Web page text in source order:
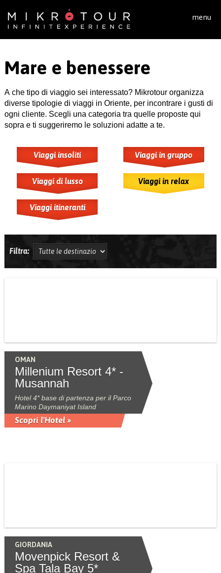
menu
Mare e benessere
A che tipo di viaggio sei interessato? Mikrotour organizza
diverse tipologie di viaggi in Oriente, per incontrare i gusti di
ogni cliente. Scegli una categoria tra quelle proposte qui
sopra e ti suggeriremo le soluzioni adatte a te.
Viaggi insoliti Viaggi in gruppo
Viaggi di lusso Viaggi in relax
Viaggi itineranti
Filtra:
OMAN
Millenium Resort 4* -
Musannah
Hotel 4* base di partenza per il Parco
Marino Daymaniyat Island
Scopri l'Hotel »
GIORDANIA
Movenpick Resort &
Spa Tala Bay 5*